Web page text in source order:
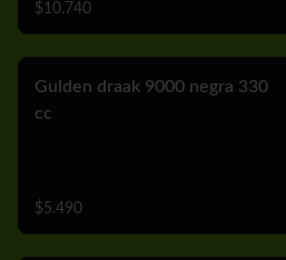
$10.740
Gulden draak 9000 negra 330
cc
$5.490